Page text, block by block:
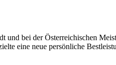
bei der Österreichischen
eine neue persönliche